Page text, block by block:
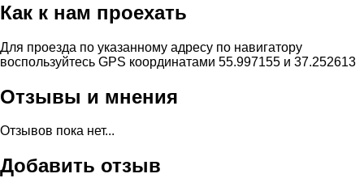
Как к нам проехать
Для проезда по указанному адресу по навигатору
воспользуйтесь GPS координатами 55.997155 и 37.252613
Отзывы и мнения
Отзывов пока нет...
Добавить отзыв